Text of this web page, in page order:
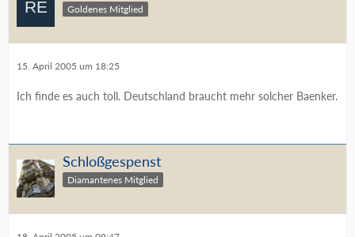
Goldenes Mitglied
15. April 2005 um 18:25
Ich finde es auch toll. Deutschland braucht mehr solcher Baenker.
Schloßgespenst
Diamantenes Mitglied